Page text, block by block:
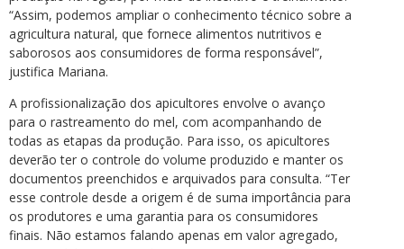
“Assim, podemos ampliar o conhecimento técnico sobre a
agricultura natural, que fornece alimentos nutritivos e
saborosos aos consumidores de forma responsável”,
justifica Mariana.
A profissionalização dos apicultores envolve o avanço
para o rastreamento do mel, com acompanhando de
todas as etapas da produção. Para isso, os apicultores
deverão ter o controle do volume produzido e manter os
documentos preenchidos e arquivados para consulta. “Ter
esse controle desde a origem é de suma importância para
os produtores e uma garantia para os consumidores
finais. Não estamos falando apenas em valor agregado,